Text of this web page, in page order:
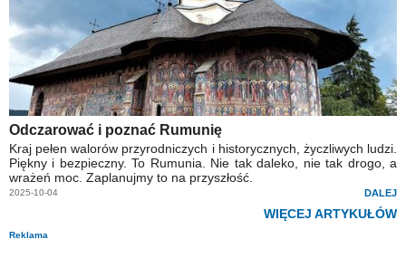
Odczarować i poznać Rumunię
Kraj pełen walorów przyrodniczych i historycznych, życzliwych ludzi.
Piękny i bezpieczny. To Rumunia. Nie tak daleko, nie tak drogo, a
wrażeń moc. Zaplanujmy to na przyszłość.
2025-10-04 DALEJ
WIĘCEJ ARTYKUŁÓW
Reklama